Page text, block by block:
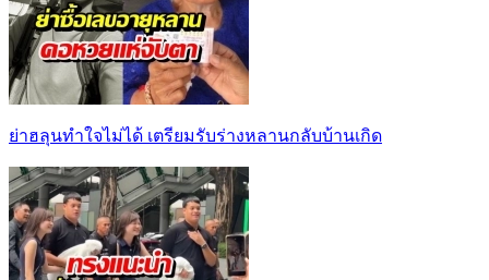
ย่าฮลุนทำใจไม่ได้ เตรียมรับร่างหลานกลับบ้านเกิด